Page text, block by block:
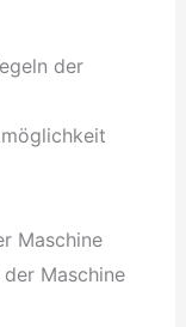
der
Maschine
Maschine